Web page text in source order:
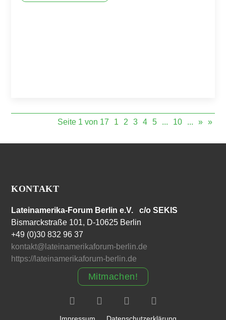
Seite 1 von 17 1 2 3 4 5 ... 10 ... » »
KONTAKT
Lateinamerika-Forum Berlin e.V. c/o SEKIS
Bismarckstraße 101, D-10625 Berlin
+49 (0)30 832 96 37
kontakt@lateinamerikaforum-berlin.de
https://lateinamerikaforum-berlin.de
Mitmachen!
Impressum Datenschutzerklärung